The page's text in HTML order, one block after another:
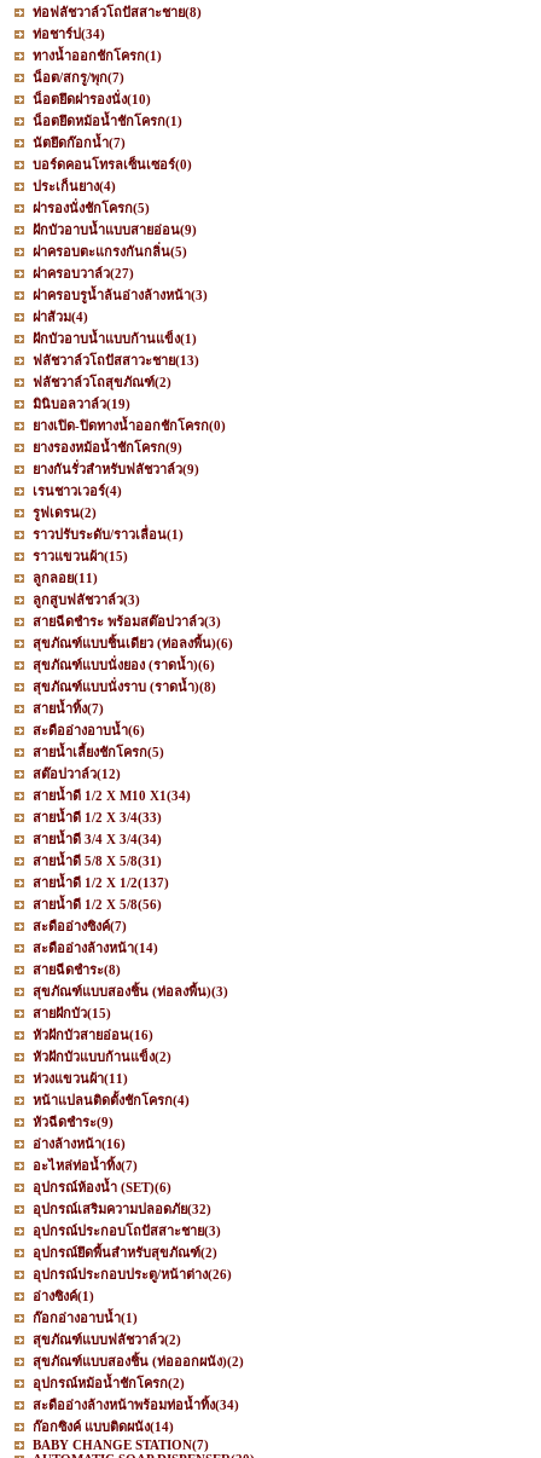
ท่อฟลัชวาล์วโถปัสสาะชาย(8)
ท่อชาร์ป(34)
ทางน้ำออกชักโครก(1)
น็อต/สกรู/พุก(7)
น็อตยึดฝารองนั่ง(10)
น็อตยึดหม้อน้ำชักโครก(1)
นัตยึดก๊อกน้ำ(7)
บอร์ดคอนโทรลเซ็นเซอร์(0)
ประเก็นยาง(4)
ฝารองนั่งชักโครก(5)
ฝักบัวอาบน้ำแบบสายอ่อน(9)
ฝาครอบตะแกรงกันกลิ่น(5)
ฝาครอบวาล์ว(27)
ฝาครอบรูน้ำล้นอ่างล้างหน้า(3)
ฝาส้วม(4)
ฝักบัวอาบน้ำแบบก้านแข็ง(1)
ฟลัชวาล์วโถปัสสาวะชาย(13)
ฟลัชวาล์วโถสุขภัณฑ์(2)
มินิบอลวาล์ว(19)
ยางเปิด-ปิดทางน้ำออกชักโครก(0)
ยางรองหม้อน้ำชักโครก(9)
ยางกันรั่วสำหรับฟลัชวาล์ว(9)
เรนชาวเวอร์(4)
รูฟเดรน(2)
ราวปรับระดับ/ราวเลื่อน(1)
ราวแขวนผ้า(15)
ลูกลอย(11)
ลูกสูบฟลัชวาล์ว(3)
สายฉีดชำระ พร้อมสต๊อปวาล์ว(3)
สุขภัณฑ์แบบชิ้นเดียว (ท่อลงพื้น)(6)
สุขภัณฑ์แบบนั่งยอง (ราดน้ำ)(6)
สุขภัณฑ์แบบนั่งราบ (ราดน้ำ)(8)
สายน้ำทิ้ง(7)
สะดืออ่างอาบน้ำ(6)
สายน้ำเลี้ยงชักโครก(5)
สต๊อปวาล์ว(12)
สายน้ำดี 1/2 X M10 X1(34)
สายน้ำดี 1/2 X 3/4(33)
สายน้ำดี 3/4 X 3/4(34)
สายน้ำดี 5/8 X 5/8(31)
สายน้ำดี 1/2 X 1/2(137)
สายน้ำดี 1/2 X 5/8(56)
สะดืออ่างซิงค์(7)
สะดืออ่างล้างหน้า(14)
สายฉีดชำระ(8)
สุขภัณฑ์แบบสองชิ้น (ท่อลงพื้น)(3)
สายฝักบัว(15)
หัวฝักบัวสายอ่อน(16)
หัวฝักบัวแบบก้านแข็ง(2)
ห่วงแขวนผ้า(11)
หน้าแปลนติดตั้งชักโครก(4)
หัวฉีดชำระ(9)
อ่างล้างหน้า(16)
อะไหล่ท่อน้ำทิ้ง(7)
อุปกรณ์ห้องน้ำ (SET)(6)
อุปกรณ์เสริมความปลอดภัย(32)
อุปกรณ์ประกอบโถปัสสาะชาย(3)
อุปกรณ์ยึดพื้นสำหรับสุขภัณฑ์(2)
อุปกรณ์ประกอบประตู/หน้าต่าง(26)
อ่างซิงค์(1)
ก๊อกอ่างอาบน้ำ(1)
สุขภัณฑ์แบบฟลัชวาล์ว(2)
สุขภัณฑ์แบบสองชิ้น (ท่อออกผนัง)(2)
อุปกรณ์หม้อน้ำชักโครก(2)
สะดืออ่างล้างหน้าพร้อมท่อน้ำทิ้ง(34)
ก๊อกซิงค์ แบบติดผนัง(14)
BABY CHANGE STATION(7)